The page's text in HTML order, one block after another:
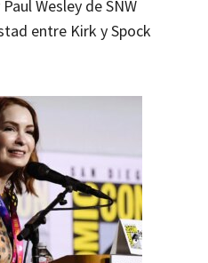
Wesley de SNW
entre Kirk y Spock